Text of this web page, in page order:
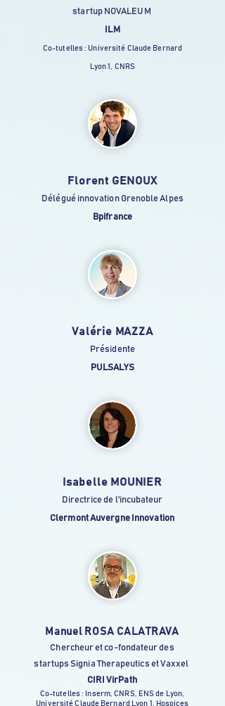
startup NOVALEUM
ILM
Co-tutelles : Université Claude Bernard
Lyon 1, CNRS
Florent GENOUX
Délégué innovation Grenoble Alpes
Bpifrance
Valérie MAZZA
Présidente
PULSALYS
Isabelle MOUNIER
Directrice de l'incubateur
Clermont Auvergne Innovation
Manuel ROSA CALATRAVA
Chercheur et co-fondateur des
startups Signia Therapeutics et Vaxxel
CIRI VirPath
Co-tutelles : Inserm, CNRS, ENS de Lyon,
Université Claude Bernard Lyon 1, Hospices